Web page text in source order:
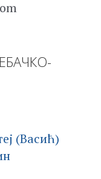
(Васић)